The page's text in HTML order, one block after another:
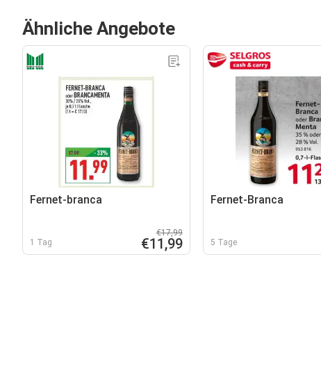
Ähnliche Angebote
Fernet-branca
1 Tag
€17,99
€11,99
Fernet-Branca
5 Tage